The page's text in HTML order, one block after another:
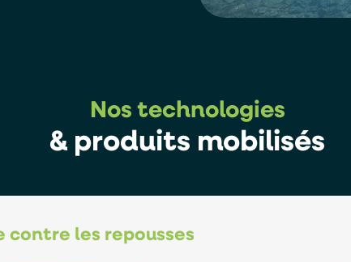
En soumettant ce formulaire, j'accepte que les informations saisies
soient exploitées par TASO dans le cadre de ma demande de devis.
Nos technologies
& produits mobilisés
contre les repousses